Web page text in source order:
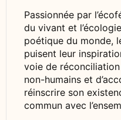
Passionnée par
du vivant et
poétique du monde,
puisent leur
voie de
non-humains et
réinscrire son
commun avec